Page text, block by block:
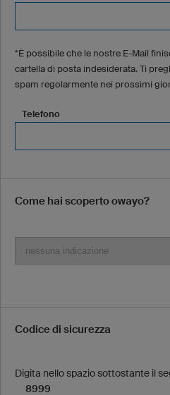
*È possibile che le nostre E-Mail
cartella di posta indesiderata. Ti
spam regolarmente nei prossimi
Telefono
Come hai scoperto owayo?
Codice di sicurezza
Digita nello spazio sottostante il
8999